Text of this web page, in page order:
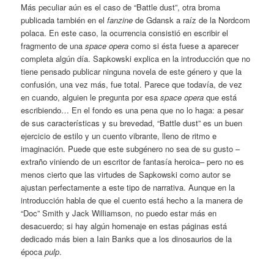
Más peculiar aún es el caso de “Battle dust”, otra broma
publicada también en elfanzine de Gdansk a raíz de la Nordcom
polaca. En este caso, la ocurrencia consistió en escribir el
fragmento de unaspace opera como si ésta fuese a aparecer
completa algún día. Sapkowski explica en la introducción que no
tiene pensado publicar ninguna novela de este género y que la
confusión, una vez más, fue total. Parece que todavía, de vez
en cuando, alguien le pregunta por esaspace opera que está
escribiendo… En el fondo es una pena que no lo haga: a pesar
de sus características y su brevedad, “Battle dust” es un buen
ejercicio de estilo y un cuento vibrante, lleno de ritmo e
imaginación. Puede que este subgénero no sea de su gusto –
extraño viniendo de un escritor de fantasía heroica– pero no es
menos cierto que las virtudes de Sapkowski como autor se
ajustan perfectamente a este tipo de narrativa. Aunque en la
introducción habla de que el cuento está hecho a la manera de
“Doc” Smith y Jack Williamson, no puedo estar más en
desacuerdo; si hay algún homenaje en estas páginas está
dedicado más bien a Iain Banks que a los dinosaurios de la
épocapulp.